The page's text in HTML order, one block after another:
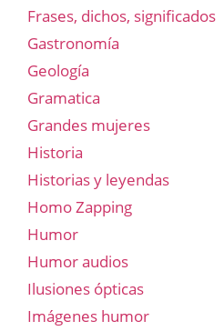
Frases, dichos, significados
Gastronomía
Geología
Gramatica
Grandes mujeres
Historia
Historias y leyendas
Homo Zapping
Humor
Humor audios
Ilusiones ópticas
Imágenes humor